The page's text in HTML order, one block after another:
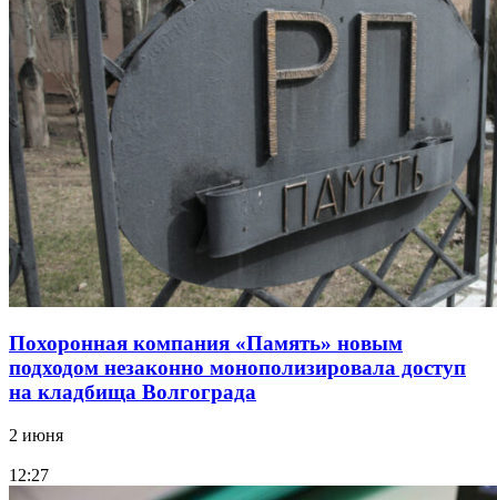
Похоронная компания «Память» новым
подходом незаконно монополизировала доступ
на кладбища Волгограда
2 июня
12:27